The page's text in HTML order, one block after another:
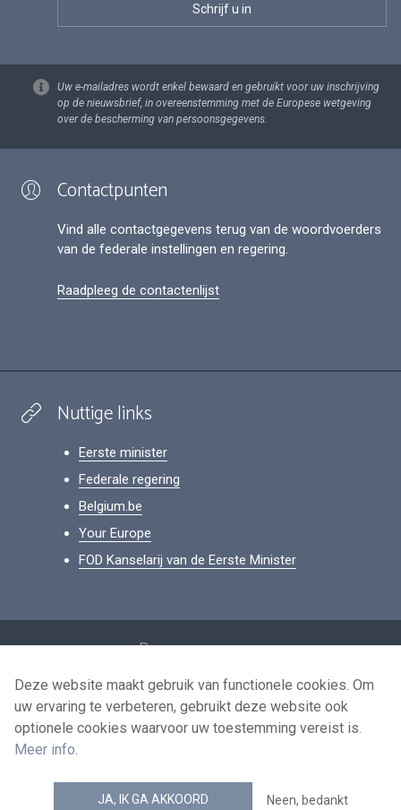
Uw e-mailadres wordt enkel bewaard en gebruikt voor uw inschrijving
op de nieuwsbrief, in overeenstemming met de Europese wetgeving
over de bescherming van persoonsgegevens.
Contactpunten
Vind alle contactgegevens terug van de woordvoerders
van de federale instellingen en regering.
Raadpleeg de contactenlijst
Nuttige links
Eerste minister
Federale regering
Belgium.be
Your Europe
FOD Kanselarij van de Eerste Minister
Persoonsgegevens
Voorwaarden voor het hergebruik
Contacteer ons
news.belgium RSS feed
Deze website maakt gebruik van functionele cookies. Om
uw ervaring te verbeteren, gebruikt deze website ook
optionele cookies waarvoor uw toestemming vereist is.
Meer info.
JA, IK GA AKKOORD Neen, bedankt